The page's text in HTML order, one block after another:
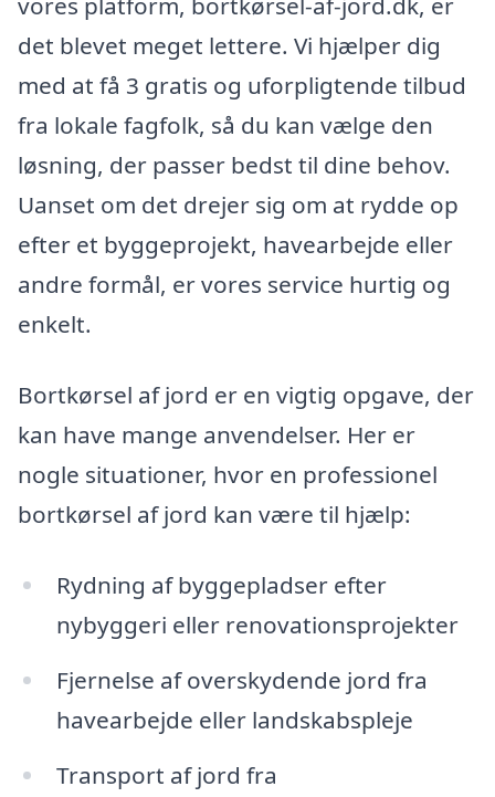
det blevet meget lettere. Vi hjælper dig
med at få 3 gratis og uforpligtende tilbud
fra lokale fagfolk, så du kan vælge den
løsning, der passer bedst til dine behov.
Uanset om det drejer sig om at rydde op
efter et byggeprojekt, havearbejde eller
andre formål, er vores service hurtig og
enkelt.
Bortkørsel af jord er en vigtig opgave, der
kan have mange anvendelser. Her er
nogle situationer, hvor en professionel
bortkørsel af jord kan være til hjælp:
Rydning af byggepladser efter
nybyggeri eller renovationsprojekter
Fjernelse af overskydende jord fra
havearbejde eller landskabspleje
Transport af jord fra